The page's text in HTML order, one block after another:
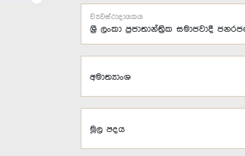
ව්‍යවස්ථාදායකය
අමාත්‍යාංශ
මූල පදය